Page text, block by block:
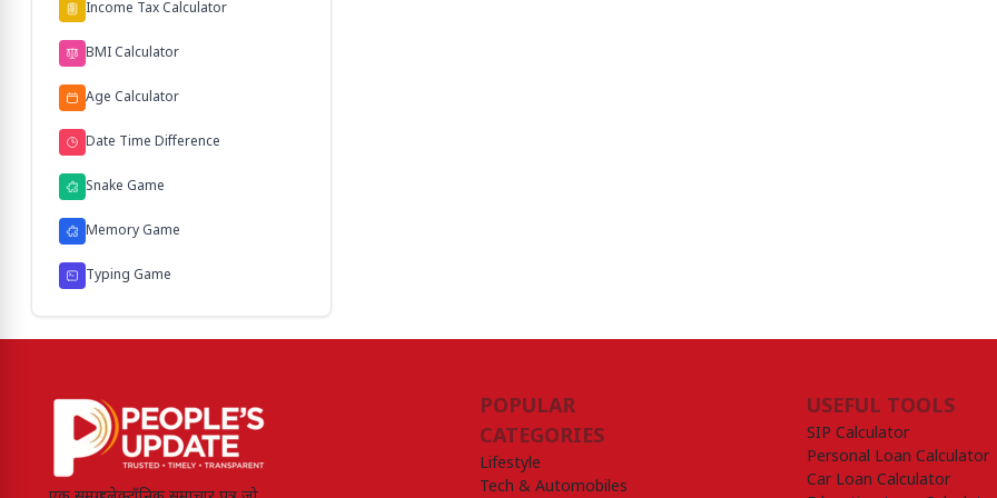
Income Tax Calculator
BMI Calculator
Age Calculator
Date Time Difference
Snake Game
Memory Game
Typing Game
POPULAR
CATEGORIES
Lifestyle
Tech & Automobiles
USEFUL TOOLS
SIP Calculator
Personal Loan Calculator
Car Loan Calculator